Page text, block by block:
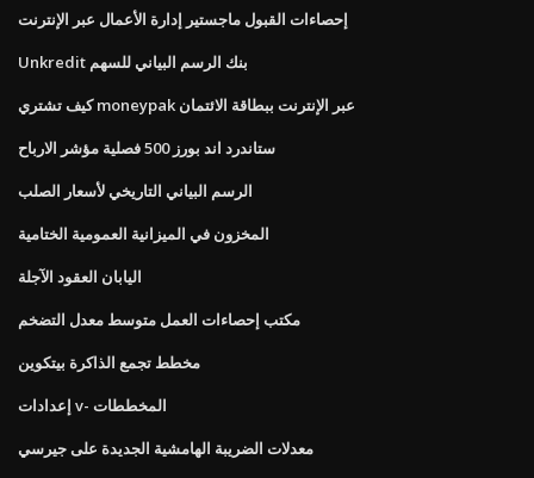
إحصاءات القبول ماجستير إدارة الأعمال عبر الإنترنت
Unkredit بنك الرسم البياني للسهم
كيف تشتري moneypak عبر الإنترنت ببطاقة الائتمان
ستاندرد اند بورز 500 فصلية مؤشر الارباح
الرسم البياني التاريخي لأسعار الصلب
المخزون في الميزانية العمومية الختامية
اليابان العقود الآجلة
مكتب إحصاءات العمل متوسط ​​معدل التضخم
مخطط تجمع الذاكرة بيتكوين
إعدادات v- المخططات
معدلات الضريبة الهامشية الجديدة على جيرسي